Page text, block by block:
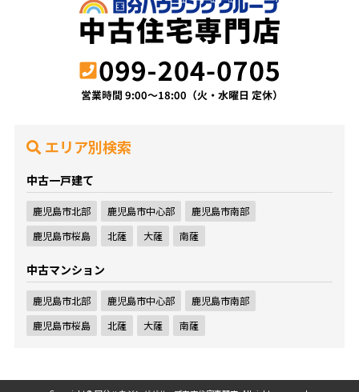
エリア別検索
中古一戸建て
鹿児島市北部 鹿児島市中心部
鹿児島市南部
鹿児島市桜島
北薩 大薩 南薩
中古マンション
鹿児島市北部 鹿児島市中心部
鹿児島市南部
鹿児島市桜島
北薩 大薩 南薩